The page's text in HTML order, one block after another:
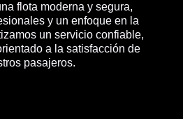
flota moderna y segura,
y un enfoque en la
un servicio confiable,
a la satisfacción de
pasajeros.